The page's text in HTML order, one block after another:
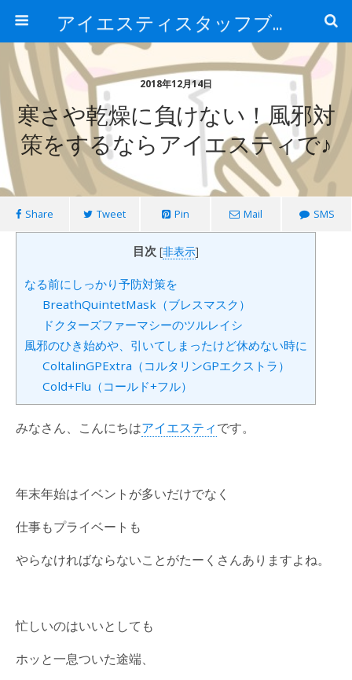
アイエスティスタッフブログ
2018年12月14日
寒さや乾燥に負けない！風邪対
策をするならアイエスティで♪
Share Tweet Pin Mail SMS
目次 [非表示]
なる前にしっかり予防対策を
BreathQuintetMask（ブレスマスク）
ドクターズファーマシーのツルレイシ
風邪のひき始めや、引いてしまったけど休めない時に
ColtalinGPExtra（コルタリンGPエクストラ）
Cold+Flu（コールド+フル）
みなさん、こんにちはアイエスティです。
年末年始はイベントが多いだけでなく
仕事もプライベートも
やらなければならないことがたーくさんありますよね。
忙しいのはいいとしても
ホッと一息ついた途端、